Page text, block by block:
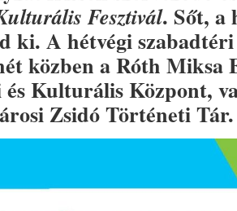
Fesztivál. Sőt, a
ki. A hétvégi
közben a Róth Miksa
és Kulturális Központ,
Zsidó Történeti Tár.